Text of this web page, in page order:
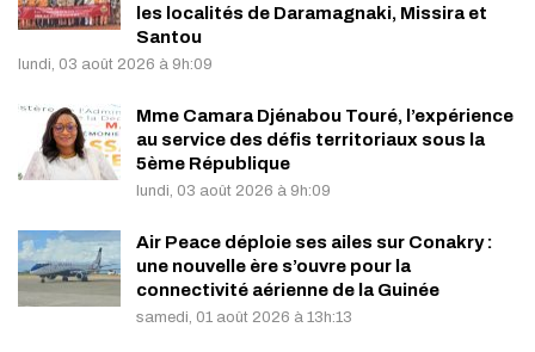
les localités de Daramagnaki, Missira et
Santou
lundi, 03 août 2026 à 9h:09
Mme Camara Djénabou Touré, l’expérience
au service des défis territoriaux sous la
5ème République
lundi, 03 août 2026 à 9h:09
Air Peace déploie ses ailes sur Conakry :
une nouvelle ère s’ouvre pour la
connectivité aérienne de la Guinée
samedi, 01 août 2026 à 13h:13